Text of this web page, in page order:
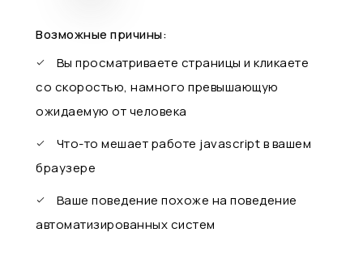
Возможные причины:
Вы просматриваете страницы и кликаете
со скоростью, намного превышающую
ожидаемую от человека
Что-то мешает работе javascript в вашем
браузере
Ваше поведение похоже на поведение
автоматизированных систем